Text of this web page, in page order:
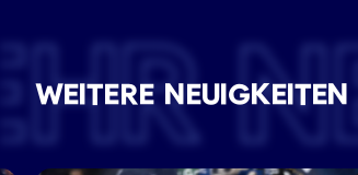
WEITERE NEUIGKEITEN